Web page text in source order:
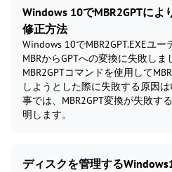
Windows 10でMBR2GPTに
修正方法
Windows 10でMBR2GPT.EXEユー
MBRからGPTへの変換に失敗し
MBR2GPTコマンドを使用して
しようとした際に失敗する原因
事では、MBR2GPT変換が失敗す
明します。
ディスクを管理する